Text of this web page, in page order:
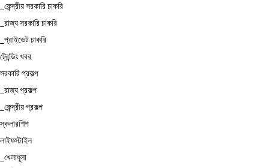
_কেন্দ্রীয় সরকারি চাকরি
_রাজ্য সরকারি চাকরি
_প্রাইভেট চাকরি
ট্রেন্ডিং খবর
সরকারি প্রকল্প
_রাজ্য প্রকল্প
_কেন্দ্রীয় প্রকল্প
স্কলারশিপ
লাইফস্টাইল
_খেলাধূলা